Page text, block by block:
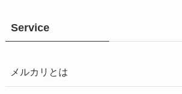
Service
メルカリとは